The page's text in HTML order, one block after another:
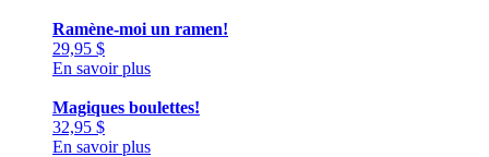
Ramène-moi un ramen!
29,95 $
En savoir plus
Magiques boulettes!
32,95 $
En savoir plus